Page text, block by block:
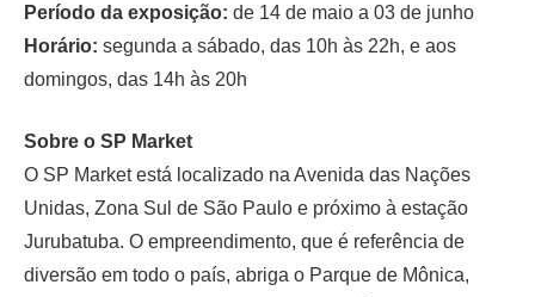
Período da exposição: de 14 de maio a 03 de junho
Horário: segunda a sábado, das 10h às 22h, e aos
domingos, das 14h às 20h
Sobre o SP Market
O SP Market está localizado na Avenida das Nações
Unidas, Zona Sul de São Paulo e próximo à estação
Jurubatuba. O empreendimento, que é referência de
diversão em todo o país, abriga o Parque de Mônica,